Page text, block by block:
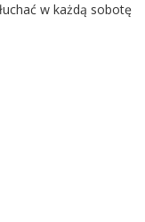
w każdą sobotę